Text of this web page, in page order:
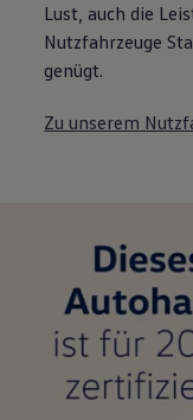
Lust, auch die
Nutzfahrzeuge
genügt.
Zu unserem